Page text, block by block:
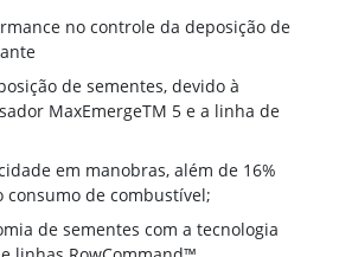
no controle da deposição de
de sementes, devido à
MaxEmergeTM 5 e a linha de